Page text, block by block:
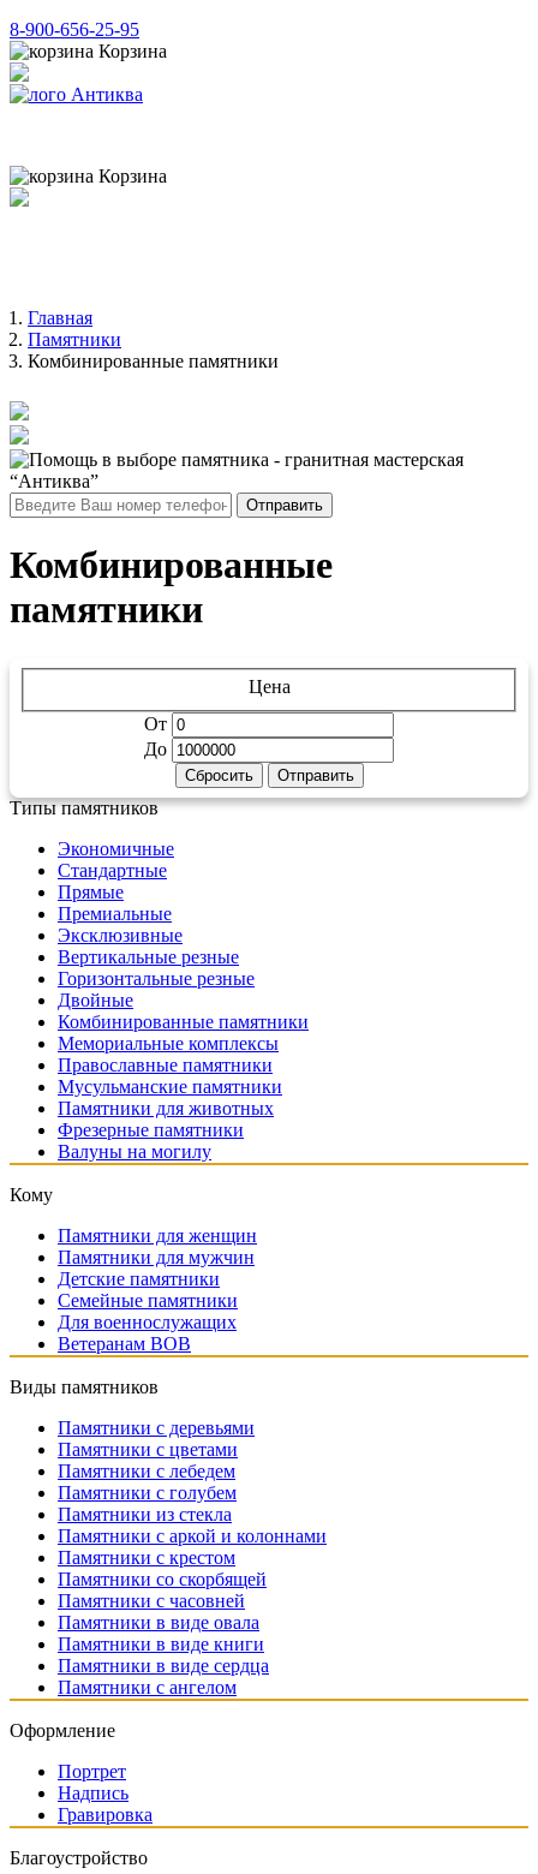
8-900-656-25-95
Корзина
Корзина
Главная
Памятники
Комбинированные памятники
Отправить
Комбинированные
памятники
Цена
От
До
Сбросить Отправить
Типы памятников
Экономичные
Стандартные
Прямые
Премиальные
Эксклюзивные
Вертикальные резные
Горизонтальные резные
Двойные
Комбинированные памятники
Мемориальные комплексы
Православные памятники
Мусульманские памятники
Памятники для животных
Фрезерные памятники
Валуны на могилу
Кому
Памятники для женщин
Памятники для мужчин
Детские памятники
Семейные памятники
Для военнослужащих
Ветеранам ВОВ
Виды памятников
Памятники с деревьями
Памятники с цветами
Памятники с лебедем
Памятники с голубем
Памятники из стекла
Памятники с аркой и колоннами
Памятники с крестом
Памятники со скорбящей
Памятники с часовней
Памятники в виде овала
Памятники в виде книги
Памятники в виде сердца
Памятники с ангелом
Оформление
Портрет
Надпись
Гравировка
Благоустройство